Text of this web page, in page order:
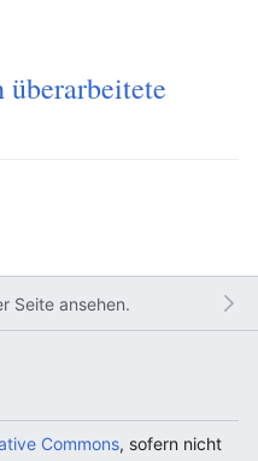
überarbeitete
Seite ansehen.
Commons, sofern nicht